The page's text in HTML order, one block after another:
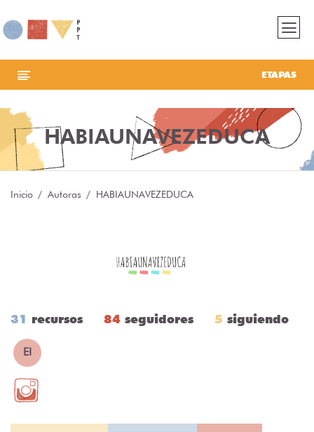
ETAPAS
HABIAUNAVEZEDUCA
Inicio Autoras HABIAUNAVEZEDUCA
31 recursos 84 seguidores 5 siguiendo
EI